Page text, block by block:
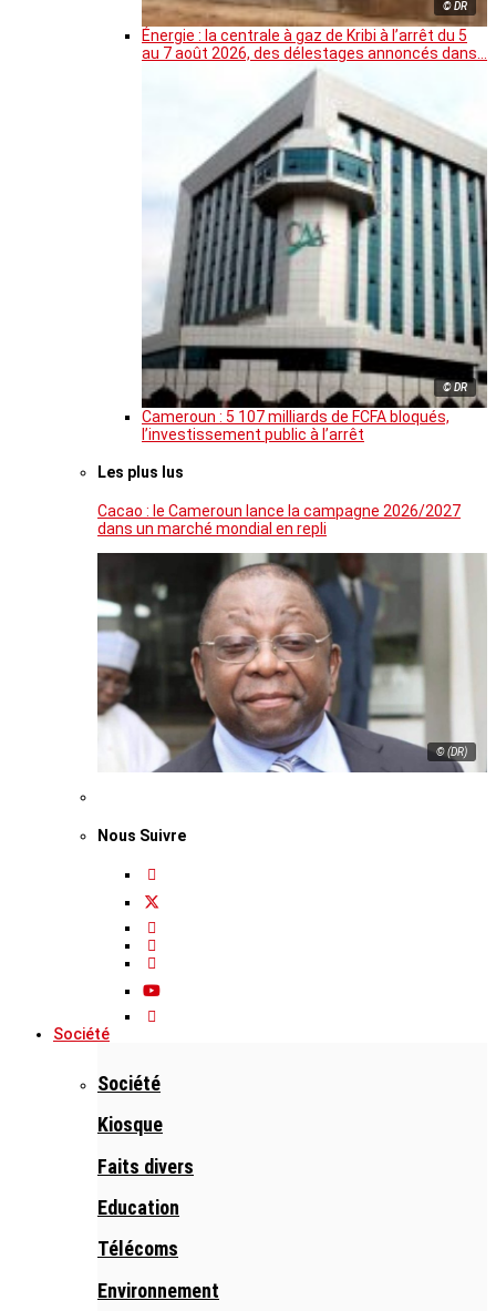
© DR
Énergie : la centrale à gaz de Kribi à l’arrêt du 5
au 7 août 2026, des délestages annoncés dans…
© DR
Cameroun : 5 107 milliards de FCFA bloqués,
l’investissement public à l’arrêt
Les plus lus
Cacao : le Cameroun lance la campagne 2026/2027
dans un marché mondial en repli
© (DR)
Nous Suivre
Société
Société
Kiosque
Faits divers
Education
Télécoms
Environnement